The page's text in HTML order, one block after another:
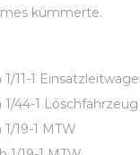
kümmerte.
11-1
1/44-1 Löschfahrzeug
19-1 MTW